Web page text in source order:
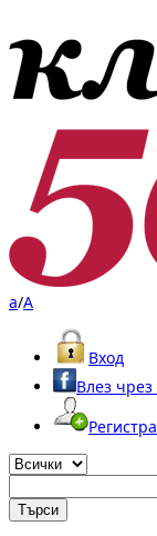
a/A
Вход
Влез чрез